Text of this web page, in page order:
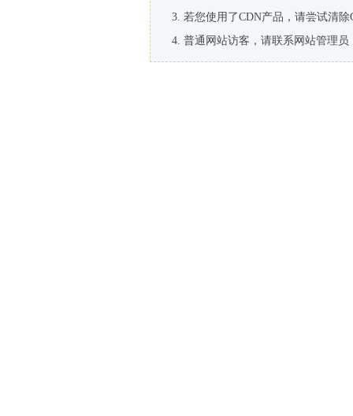
若您使用了CDN产品，请尝试清除
普通网站访客，请联系网站管理员